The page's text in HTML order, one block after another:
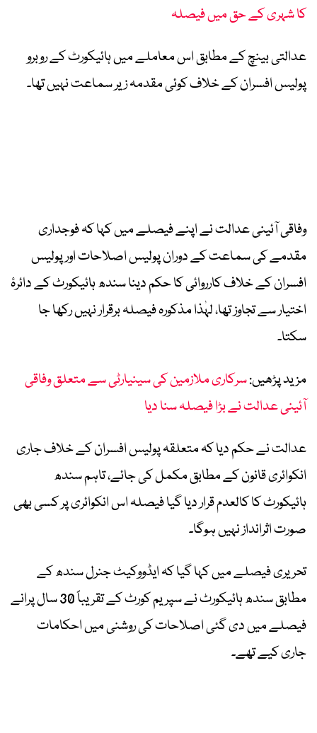
کا شہری کے حق میں فیصلہ
عدالتی بینچ کے مطابق اس معاملے میں ہائیکورٹ کے روبرو
پولیس افسران کے خلاف کوئی مقدمہ زیر سماعت نہیں تھا۔
وفاقی آئینی عدالت نے اپنے فیصلے میں کہا کہ فوجداری
مقدمے کی سماعت کے دوران پولیس اصلاحات اور پولیس
افسران کے خلاف کارروائی کا حکم دینا سندھ ہائیکورٹ کے دائرۂ
اختیار سے تجاوز تھا، لہٰذا مذکورہ فیصلہ برقرار نہیں رکھا جا
سکتا۔
مزید پڑھیں:سرکاری ملازمین کی سینیارٹی سے متعلق وفاقی
آئینی عدالت نے بڑا فیصلہ سنا دیا
عدالت نے حکم دیا کہ متعلقہ پولیس افسران کے خلاف جاری
انکوائری قانون کے مطابق مکمل کی جائے، تاہم سندھ
ہائیکورٹ کا کالعدم قرار دیا گیا فیصلہ اس انکوائری پر کسی بھی
صورت اثرانداز نہیں ہوگا۔
تحریری فیصلے میں کہا گیا کہ ایڈووکیٹ جنرل سندھ کے
مطابق سندھ ہائیکورٹ نے سپریم کورٹ کے تقریباً 30 سال پرانے
فیصلے میں دی گئی اصلاحات کی روشنی میں احکامات
جاری کیے تھے۔